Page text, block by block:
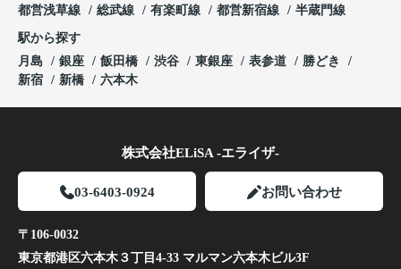
都営浅草線
総武線 有楽町線 都営新宿線 半蔵門線
駅から探す
月島
銀座 飯田橋 渋谷 東銀座 表参道
勝どき
新宿
新橋 六本木
株式会社ELiSA -エライザ-
03-6403-0924 お問い合わせ
〒106-0032
東京都港区六本木３丁目4-33 マルマン六本木ビル3F